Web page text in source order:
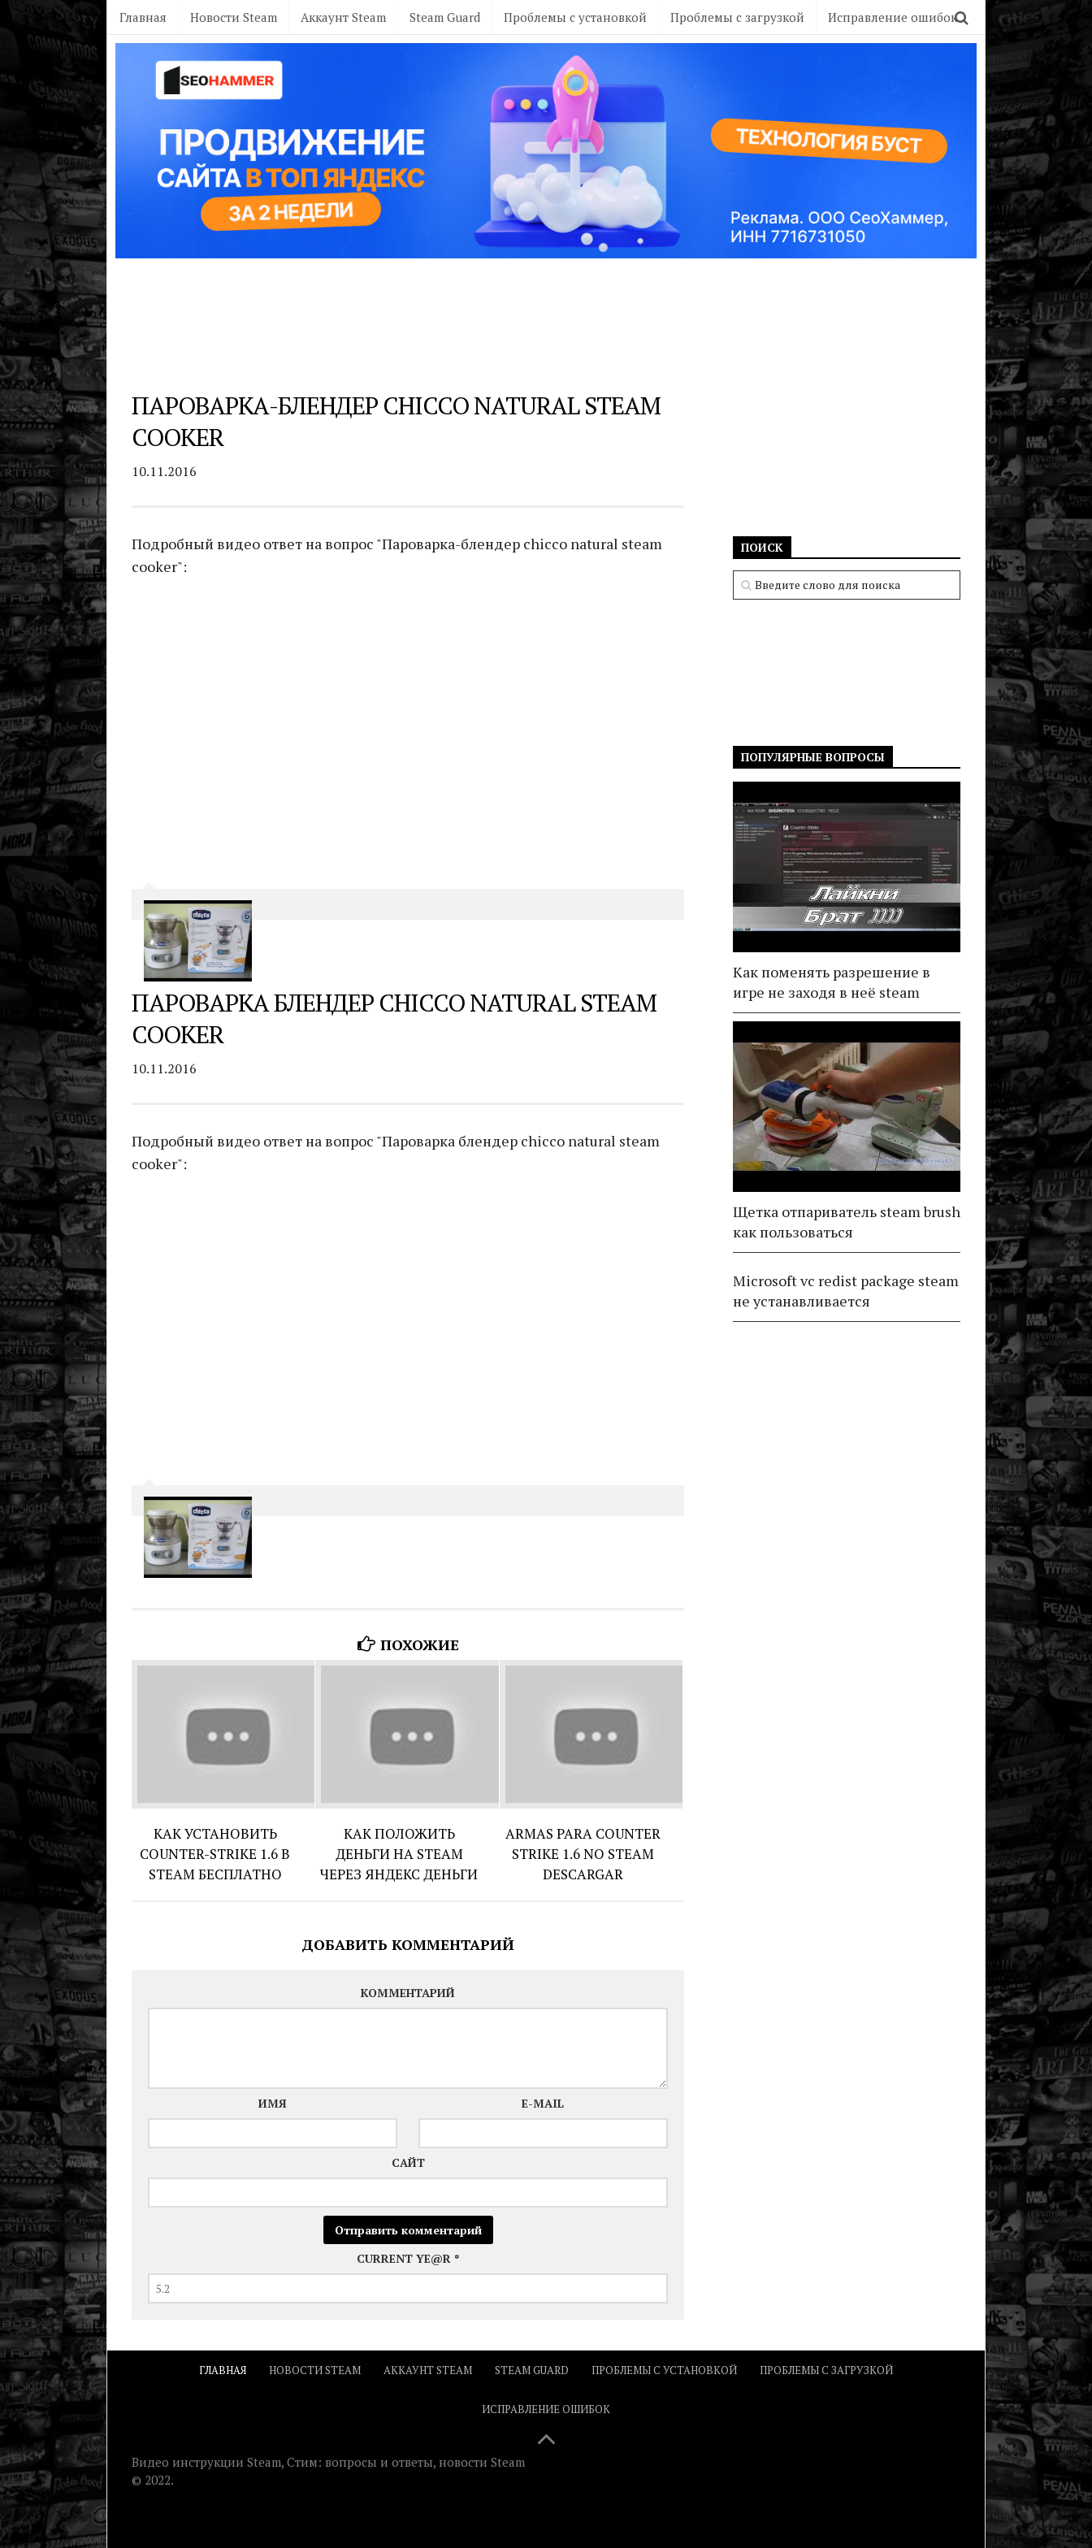
Главная Новости Steam Аккаунт Steam Steam Guard Проблемы с установкой Проблемы с загрузкой Исправление ошибок
ПАРОВАРКА-БЛЕНДЕР CHICCO NATURAL STEAM
COOKER
10.11.2016
Подробный видео ответ на вопрос "Пароварка-блендер chicco natural steam
cooker":
ПАРОВАРКА БЛЕНДЕР CHICCO NATURAL STEAM
COOKER
10.11.2016
Подробный видео ответ на вопрос "Пароварка блендер chicco natural steam
cooker":
ПОХОЖИЕ
КАК УСТАНОВИТЬ
COUNTER-STRIKE 1.6 В
STEAM БЕСПЛАТНО
КАК ПОЛОЖИТЬ
ДЕНЬГИ НА STEAM
ЧЕРЕЗ ЯНДЕКС ДЕНЬГИ
ARMAS PARA COUNTER
STRIKE 1.6 NO STEAM
DESCARGAR
ДОБАВИТЬ КОММЕНТАРИЙ
КОММЕНТАРИЙ
ИМЯ E-MAIL
САЙТ
CURRENT YE@R *
ПОИСК
ПОПУЛЯРНЫЕ ВОПРОСЫ
Как поменять разрешение в
игре не заходя в неё steam
Щетка отпариватель steam brush
как пользоваться
Microsoft vc redist package steam
не устанавливается
ГЛАВНАЯ НОВОСТИ STEAM АККАУНТ STEAM STEAM GUARD ПРОБЛЕМЫ С УСТАНОВКОЙ ПРОБЛЕМЫ С ЗАГРУЗКОЙ
ИСПРАВЛЕНИЕ ОШИБОК
Видео инструкции Steam, Стим: вопросы и ответы, новости Steam
© 2022.